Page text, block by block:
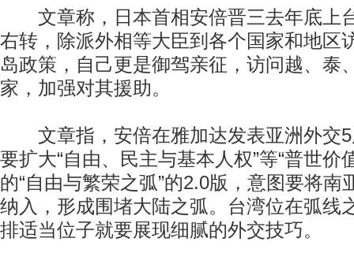
文章称，日本首相安倍晋三去年底上
右转，除派外相等大臣到各个国家和地区
岛政策，自己更是御驾亲征，访问越、泰
家，加强对其援助。
文章指，安倍在雅加达发表亚洲外交5
要扩大“自由、民主与基本人权”等“普世价
的“自由与繁荣之弧”的2.0版，意图要将南
纳入，形成围堵大陆之弧。台湾位在弧线
排适当位子就要展现细腻的外交技巧。